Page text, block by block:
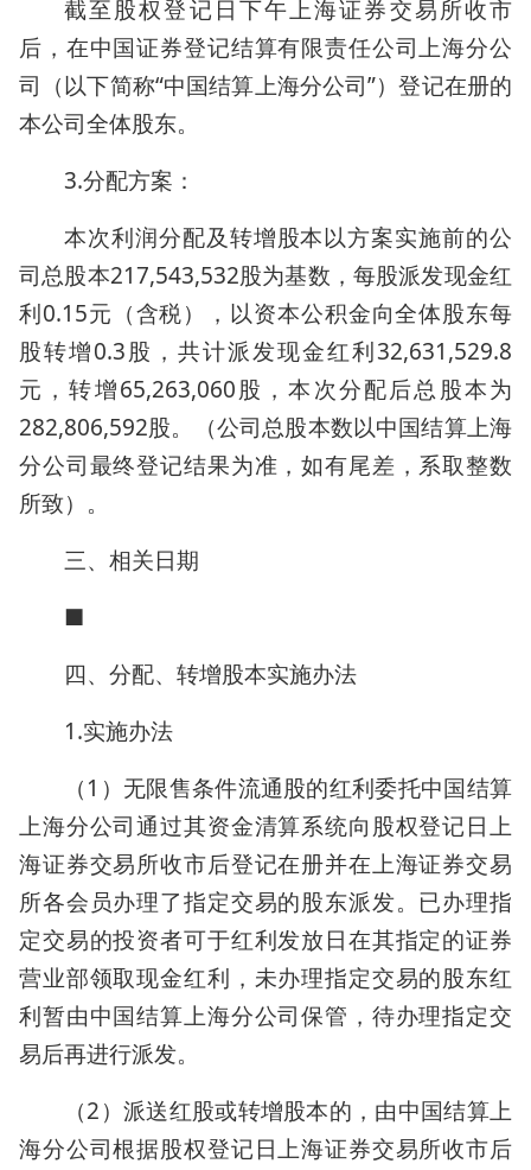
截至股权登记日下午上海证券交易所收市
后，在中国证券登记结算有限责任公司上海分公
司（以下简称“中国结算上海分公司”）登记在册的
本公司全体股东。
3.分配方案：
本次利润分配及转增股本以方案实施前的公
司总股本217,543,532股为基数，每股派发现金红
利0.15元（含税），以资本公积金向全体股东每
股转增0.3股，共计派发现金红利32,631,529.8
元，转增65,263,060股，本次分配后总股本为
282,806,592股。（公司总股本数以中国结算上海
分公司最终登记结果为准，如有尾差，系取整数
所致）。
三、相关日期
■
四、分配、转增股本实施办法
1.实施办法
（1）无限售条件流通股的红利委托中国结算
上海分公司通过其资金清算系统向股权登记日上
海证券交易所收市后登记在册并在上海证券交易
所各会员办理了指定交易的股东派发。已办理指
定交易的投资者可于红利发放日在其指定的证券
营业部领取现金红利，未办理指定交易的股东红
利暂由中国结算上海分公司保管，待办理指定交
易后再进行派发。
（2）派送红股或转增股本的，由中国结算上
海分公司根据股权登记日上海证券交易所收市后